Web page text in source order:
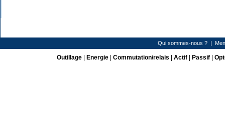
Qui sommes-nous ? |
Outillage| Energie| Commutation/relais Actif| Passif|